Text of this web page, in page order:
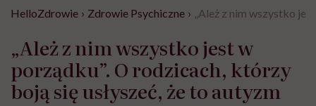
HelloZdrowie › Zdrowie Psychiczne › „Ależ z nim wszystko
„Ależ z nim wszystko jest w
porządku”. O rodzicach, którzy
boją się usłyszeć, że to autyzm